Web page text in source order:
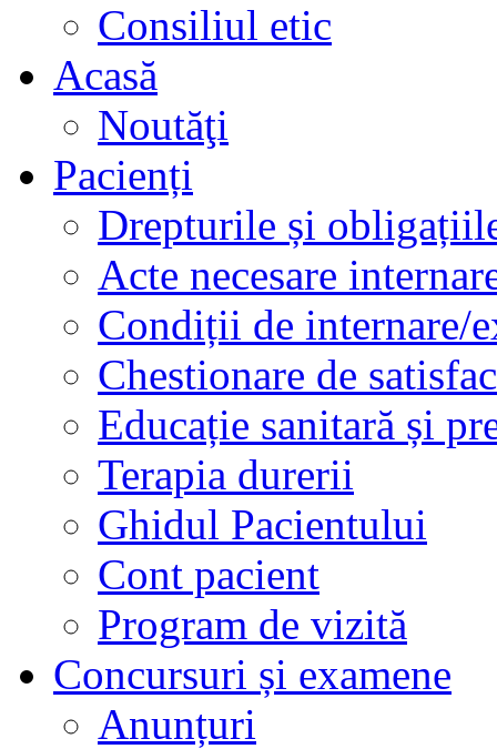
Consiliul etic
Acasă
Noutăţi
Pacienți
Drepturile și
Acte necesare
Condiții de internare/
Chestionare de
Educație sanitară și
Terapia durerii
Ghidul Pacientului
Cont pacient
Program de vizită
Concursuri și examene
Anunțuri